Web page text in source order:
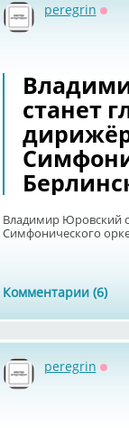
peregrin
станет
Владимир Юровский
Симфонического
Комментарии (6)
peregrin